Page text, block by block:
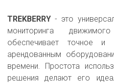
TREKBERRY- это
мониторинга
обеспечивает точное
арендованным
времени. Простота
решения делают его